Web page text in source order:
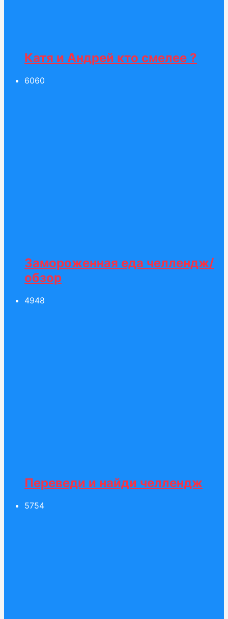
Катя и Андрей кто смелее ?
6060
Замороженная еда челлендж/
обзор
4948
Переведи и найди челлендж
5754